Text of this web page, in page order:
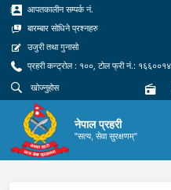
आपतकालीन सम्पर्क नं.
बारम्बार सोधिने प्रश्नहरु
उजुरी तथा गुनासो
प्रहरी कन्ट्रोल : १००, टोल फ्री नं.:
नेपाल प्रहरी
"सत्य, सेवा सुरक्षणम्"